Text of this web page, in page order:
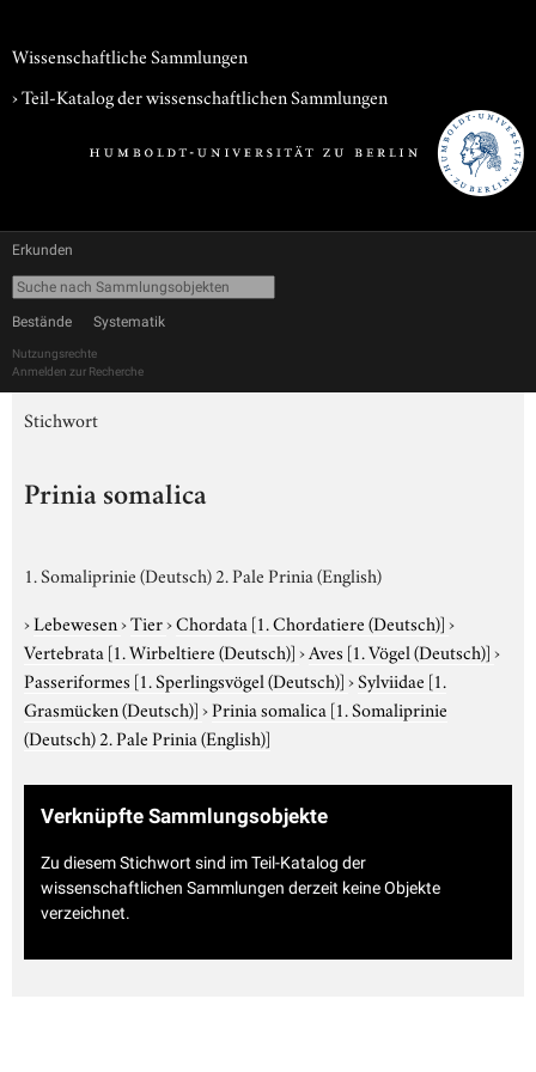
Wissenschaftliche Sammlungen
› Teil-Katalog der wissenschaftlichen Sammlungen
Erkunden
Bestände Systematik
Nutzungsrechte
Anmelden zur Recherche
Stichwort
Prinia somalica
1. Somaliprinie (Deutsch) 2. Pale Prinia (English)
›Lebewesen›Tier›Chordata [1. Chordatiere (Deutsch)]›
Vertebrata [1. Wirbeltiere (Deutsch)]›Aves [1. Vögel (Deutsch)]›
Passeriformes [1. Sperlingsvögel (Deutsch)]›Sylviidae [1.
Grasmücken (Deutsch)]›Prinia somalica [1. Somaliprinie
(Deutsch) 2. Pale Prinia (English)]
Verknüpfte Sammlungsobjekte
Zu diesem Stichwort sind im Teil-Katalog der
wissenschaftlichen Sammlungen derzeit keine Objekte
verzeichnet.